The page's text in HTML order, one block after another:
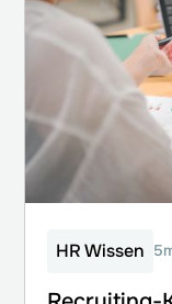
HR Wissen